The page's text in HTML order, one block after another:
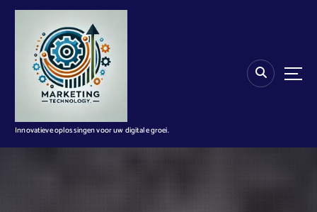
n
Innovatieve oplossingen voor uw digitale groei.